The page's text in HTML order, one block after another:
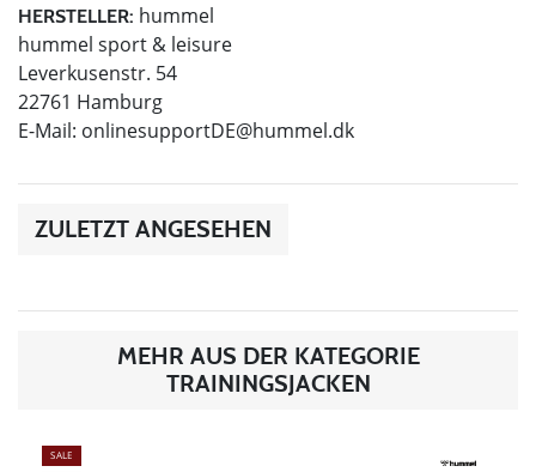
HERSTELLER: hummel
hummel sport & leisure
Leverkusenstr. 54
22761 Hamburg
E-Mail: onlinesupportDE@hummel.dk
ZULETZT ANGESEHEN
MEHR AUS DER KATEGORIE
TRAININGSJACKEN
SALE